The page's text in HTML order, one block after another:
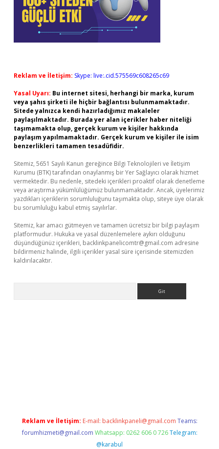
Reklam ve İletişim: Skype: live:.cid.575569c608265c69
Yasal Uyarı: Bu internet sitesi, herhangi bir marka, kurum
veya şahıs şirketi ile hiçbir bağlantısı bulunmamaktadır.
Sitede yalnızca kendi hazırladığımız makaleler
paylaşılmaktadır. Burada yer alan içerikler haber niteliği
taşımamakta olup, gerçek kurum ve kişiler hakkında
paylaşım yapılmamaktadır. Gerçek kurum ve kişiler ile isim
benzerlikleri tamamen tesadüfidir.
Sitemiz, 5651 Sayılı Kanun gereğince Bilgi Teknolojileri ve İletişim
Kurumu (BTK) tarafından onaylanmış bir Yer Sağlayıcı olarak hizmet
vermektedir. Bu nedenle, sitedeki içerikleri proaktif olarak denetleme
veya araştırma yükümlülüğümüz bulunmamaktadır. Ancak, üyelerimiz
yazdıkları içeriklerin sorumluluğunu taşımakta olup, siteye üye olarak
bu sorumluluğu kabul etmiş sayılırlar.
Sitemiz, kar amacı gütmeyen ve tamamen ücretsiz bir bilgi paylaşım
platformudur. Hukuka ve yasal düzenlemelere aykırı olduğunu
düşündüğünüz içerikleri, backlinkpanelicomtr@gmail.com adresine
bildirmeniz halinde, ilgili içerikler yasal süre içerisinde sitemizden
kaldırılacaktır.
Reklam ve İletişim: E-mail: backlinkpaneli@gmail.com Teams:
forumhizmeti@gmail.com Whatsapp: 0262 606 0 726 Telegram:
@karabul